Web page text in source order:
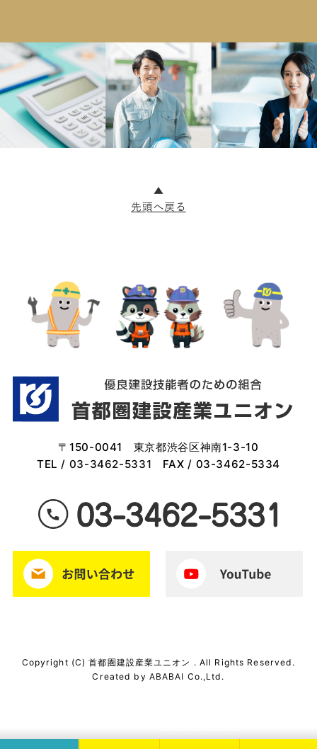
〒150-0041 東京都渋谷区神南1-3-10
TEL / 03-3462-5331 FAX / 03-3462-5334
Copyright (C) 首都圏建設産業ユニオン . All Rights Reserved.
Created by ABABAI Co.,Ltd.